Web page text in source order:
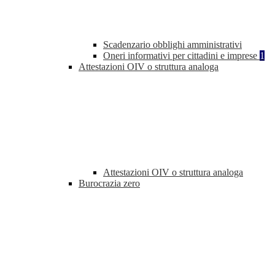
Scadenzario obblighi amministrativi
Oneri informativi per cittadini e imprese 1
Attestazioni OIV o struttura analoga
Attestazioni OIV o struttura analoga
Burocrazia zero